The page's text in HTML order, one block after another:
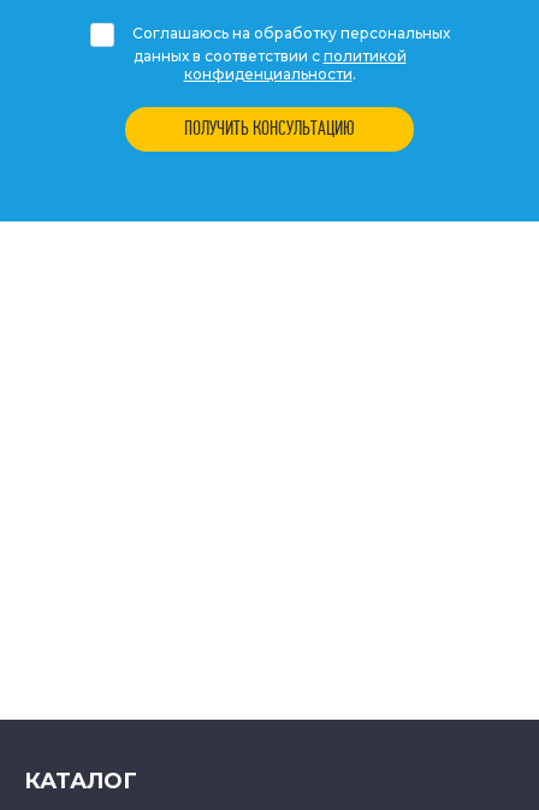
Соглашаюсь на обработку персональных
данных в соответствии с политикой
конфиденциальности.
ПОЛУЧИТЬ КОНСУЛЬТАЦИЮ
КАТАЛОГ